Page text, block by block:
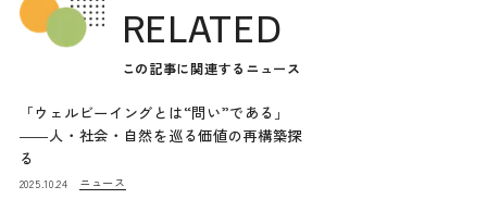
RELATED
この記事に関連するニュース
「ウェルビーイングとは“問い”である」
――人・社会・自然を巡る価値の再構築探
る
2025.10.24 ニュース